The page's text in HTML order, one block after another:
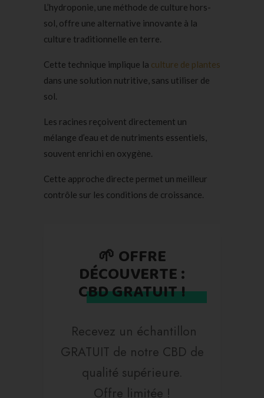
L’hydroponie, une méthode de culture hors-
sol, offre une alternative innovante à la
culture traditionnelle en terre.
Cette technique implique la culture de plantes
dans une solution nutritive, sans utiliser de
sol.
Les racines reçoivent directement un
mélange d’eau et de nutriments essentiels,
souvent enrichi en oxygène.
Cette approche directe permet un meilleur
contrôle sur les conditions de croissance.
🌱 OFFRE
DÉCOUVERTE :
CBD GRATUIT !
Recevez un échantillon
GRATUIT de notre CBD de
qualité supérieure.
Offre limitée !